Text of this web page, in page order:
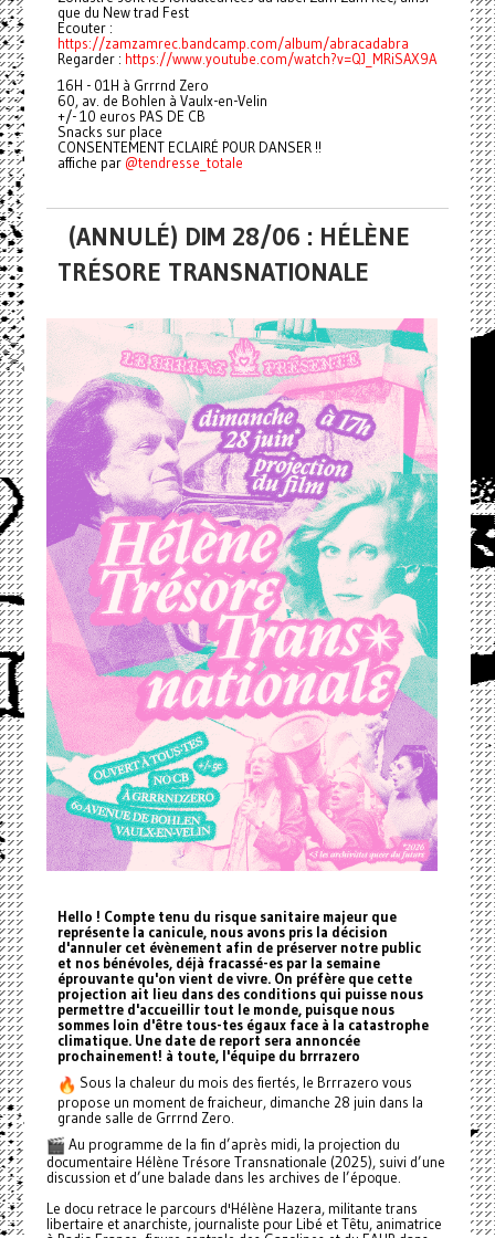
que du New trad Fest
Ecouter :
https://zamzamrec.bandcamp.com/album/abracadabra
Regarder : https://www.youtube.com/watch?v=QJ_MRiSAX9A
16H - 01H à Grrrnd Zero
60, av. de Bohlen à Vaulx-en-Velin
+/- 10 euros PAS DE CB
Snacks sur place
CONSENTEMENT ECLAIRÉ POUR DANSER !!
affiche par @tendresse_totale
(ANNULÉ) DIM 28/06 : HÉLÈNE
TRÉSORE TRANSNATIONALE
Hello ! Compte tenu du risque sanitaire majeur que
représente la canicule, nous avons pris la décision
d'annuler cet évènement afin de préserver notre public
et nos bénévoles, déjà fracassé-es par la semaine
éprouvante qu'on vient de vivre. On préfère que cette
projection ait lieu dans des conditions qui puisse nous
permettre d'accueillir tout le monde, puisque nous
sommes loin d'être tous-tes égaux face à la catastrophe
climatique. Une date de report sera annoncée
prochainement! à toute, l'équipe du brrrazero
Sous la chaleur du mois des fiertés, le Brrrazero vous
propose un moment de fraicheur, dimanche 28 juin dans la
grande salle de Grrrnd Zero.
Au programme de la fin d’après midi, la projection du
documentaire Hélène Trésore Transnationale (2025), suivi d’une
discussion et d’une balade dans les archives de l’époque.
Le docu retrace le parcours d'Hélène Hazera, militante trans
libertaire et anarchiste, journaliste pour Libé et Têtu, animatrice